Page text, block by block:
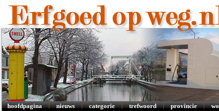
hoofdpagina | nieuws | categorie | trefwoord | provincie |